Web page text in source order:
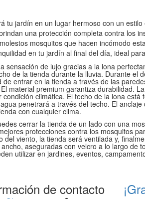
tu jardín en un lugar hermoso con un
una protección completa contra los
mosquitos que hacen incómodo
en tu jardín al final del día, ideal
de lujo gracias a la lona
de la tienda durante la lluvia. Durante
entrar en la tienda a través de las
material premium garantiza durabilidad.
climática. El techo de la lona
penetrará a través del techo. El
con cualquier clima.
cerrar la tienda de un lado con una
protecciones contra los mosquitos
viento, la tienda será ventilada y,
aseguradas con velcro a lo largo
utilizar en jardines, eventos,
de contacto